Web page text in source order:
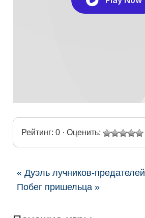
Рейтинг: 0 · Оценить:
« Дуэль лучников-предателей
Побег пришельца »